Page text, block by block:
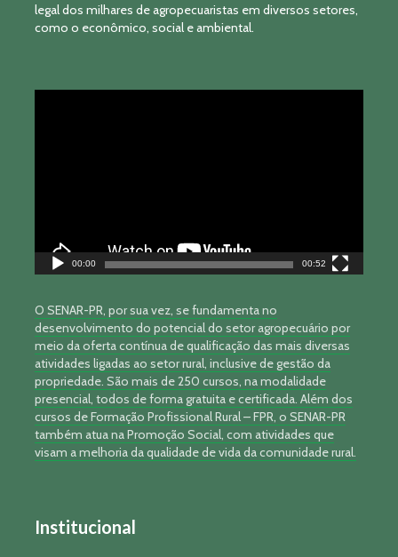
legal dos milhares de agropecuaristas em diversos setores,
como o econômico, social e ambiental.
00:00 00:52
O SENAR-PR, por sua vez, se fundamenta no
desenvolvimento do potencial do setor agropecuário por
meio da oferta contínua de qualificação das mais diversas
atividades ligadas ao setor rural, inclusive de gestão da
propriedade. São mais de 250 cursos, na modalidade
presencial, todos de forma gratuita e certificada. Além dos
cursos de Formação Profissional Rural – FPR, o SENAR-PR
também atua na Promoção Social, com atividades que
visam a melhoria da qualidade de vida da comunidade rural.
Institucional